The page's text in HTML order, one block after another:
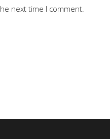
next time I comment.